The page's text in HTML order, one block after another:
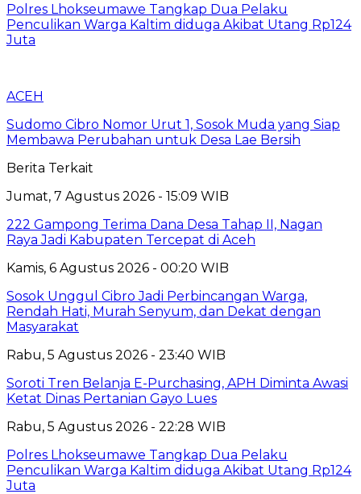
Polres Lhokseumawe Tangkap Dua Pelaku
Penculikan Warga Kaltim diduga Akibat Utang Rp124
Juta
ACEH
Sudomo Cibro Nomor Urut 1, Sosok Muda yang Siap
Membawa Perubahan untuk Desa Lae Bersih
Berita Terkait
Jumat, 7 Agustus 2026 - 15:09 WIB
222 Gampong Terima Dana Desa Tahap II, Nagan
Raya Jadi Kabupaten Tercepat di Aceh
Kamis, 6 Agustus 2026 - 00:20 WIB
Sosok Unggul Cibro Jadi Perbincangan Warga,
Rendah Hati, Murah Senyum, dan Dekat dengan
Masyarakat
Rabu, 5 Agustus 2026 - 23:40 WIB
Soroti Tren Belanja E-Purchasing, APH Diminta Awasi
Ketat Dinas Pertanian Gayo Lues
Rabu, 5 Agustus 2026 - 22:28 WIB
Polres Lhokseumawe Tangkap Dua Pelaku
Penculikan Warga Kaltim diduga Akibat Utang Rp124
Juta